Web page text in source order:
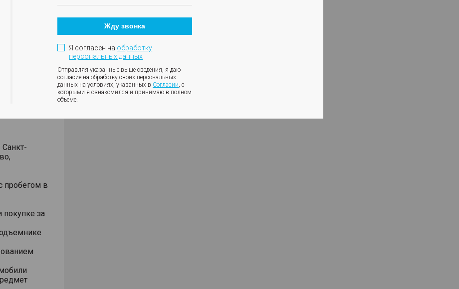
1 (рядом
с
25 лет на
пробегом в
покупке за
Жду звонка
Я согласен на обработку
персональных данных
Отправляя указанные выше сведения, я даю
согласие на обработку своих персональных
данных на условиях, указанных в Согласии, с
которыми я ознакомился и принимаю в полном
объеме.